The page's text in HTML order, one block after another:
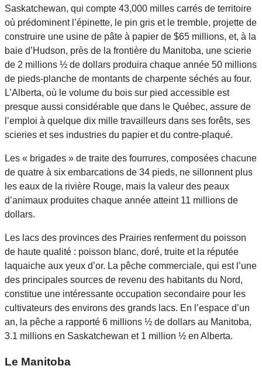
Saskatchewan, qui compte 43,000 milles carrés de territoire
où prédominent l’épinette, le pin gris et le tremble, projette de
construire une usine de pâte à papier de $65 millions, et, à la
baie d’Hudson, près de la frontière du Manitoba, une scierie
de 2 millions ½ de dollars produira chaque année 50 millions
de pieds-planche de montants de charpente séchés au four.
L’Alberta, où le volume du bois sur pied accessible est
presque aussi considérable que dans le Québec, assure de
l’emploi à quelque dix mille travailleurs dans ses forêts, ses
scieries et ses industries du papier et du contre-plaqué.
Les « brigades » de traite des fourrures, composées chacune
de quatre à six embarcations de 34 pieds, ne sillonnent plus
les eaux de la rivière Rouge, mais la valeur des peaux
d’animaux produites chaque année atteint 11 millions de
dollars.
Les lacs des provinces des Prairies renferment du poisson
de haute qualité : poisson blanc, doré, truite et la réputée
laquaiche aux yeux d’or. La pêche commerciale, qui est l’une
des principales sources de revenu des habitants du Nord,
constitue une intéressante occupation secondaire pour les
cultivateurs des environs des grands lacs. En l’espace d’un
an, la pêche a rapporté 6 millions ½ de dollars au Manitoba,
3.1 millions en Saskatchewan et 1 million ½ en Alberta.
Le Manitoba